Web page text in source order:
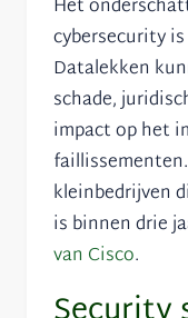
Het
cybersecurity
Datalekken
schade,
impact op het
kleinbedrijven
is binnen drie
van Cisco.